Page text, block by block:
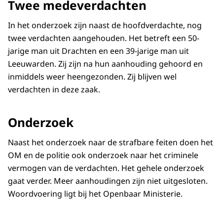
Twee medeverdachten
In het onderzoek zijn naast de hoofdverdachte, nog
twee verdachten aangehouden. Het betreft een 50-
jarige man uit Drachten en een 39-jarige man uit
Leeuwarden. Zij zijn na hun aanhouding gehoord en
inmiddels weer heengezonden. Zij blijven wel
verdachten in deze zaak.
Onderzoek
Naast het onderzoek naar de strafbare feiten doen het
OM en de politie ook onderzoek naar het criminele
vermogen van de verdachten. Het gehele onderzoek
gaat verder. Meer aanhoudingen zijn niet uitgesloten.
Woordvoering ligt bij het Openbaar Ministerie.